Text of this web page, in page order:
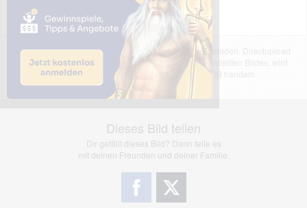
Das dargestellte Bild wurde von einem Nutzer hochgeladen. Directupload
übernimmt keinerlei Haftung für den Inhalt des dargestellten Bildes, wird
jedoch bei Verstößen nach §2(3) unserer AGB handeln.
Dieses Bild teilen
Dir gefällt dieses Bild? Dann teile es
mit deinen Freunden und deiner Familie.